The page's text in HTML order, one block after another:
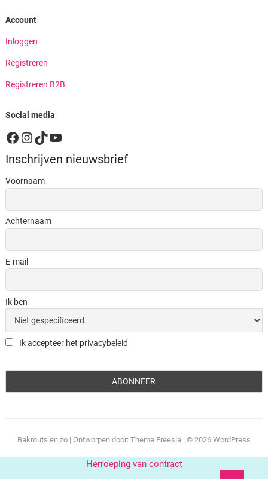
Account
Inloggen
Registreren
Registreren B2B
Social media
Facebook
Instagram
TikTok
YouTube
Inschrijven nieuwsbrief
Voornaam
Achternaam
E-mail
Ik ben
Ik accepteer het privacybeleid
Bakmuts en zo| Ontworpen door: Theme Freesia | © 2026 WordPress
Herroeping van contract